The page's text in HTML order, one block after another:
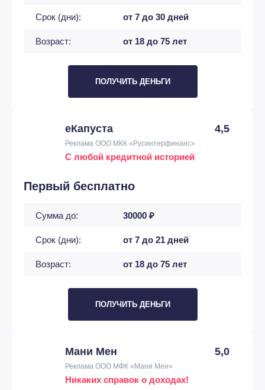
Срок (дни): от 7 до 30 дней
Возраст: от 18 до 75 лет
ПОЛУЧИТЬ ДЕНЬГИ
еКапуста 4,5
Реклама ООО МКК «Русинтерфинанс»
С любой кредитной историей
Первый бесплатно
Сумма до: 30000 ₽
Срок (дни): от 7 до 21 дней
Возраст: от 18 до 75 лет
ПОЛУЧИТЬ ДЕНЬГИ
Мани Мен 5,0
Реклама ООО МФК «Мани Мен»
Никаких справок о доходах!